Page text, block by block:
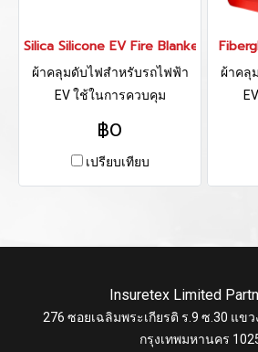
Silica Silicone EV Fire Blanket
ผ้าคลุมดับไฟสำหรับรถไฟฟ้า
EV ใช้ในการควบคุม
สำหรับ : อาคารที่มีจอดรถ EV
เช่น สนามบิน โรงพยาบาล ห้าง
สรรพสินค้า อาคารสำนักงาน
เรือเฟอรี่ สถานีบริการน้ำมัน
฿0
เปรียบเทียบ
ผ้าคลุ
สำหรั
เช่น ส
สรรพ
เรือเ
Insuretex Limited
276 ซอยเฉลิมพระเกียรติ ร.9 ซ.30 แข
กรุงเทพมหานคร